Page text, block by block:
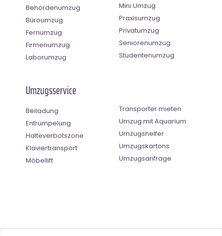
Behördenumzug
Büroumzug
Fernumzug
Firmenumzug
Laborumzug
Mini Umzug
Praxisumzug
Privatumzug
Seniorenumzug
Studentenumzug
Umzugsservice
Beiladung
Entrümpelung
Halteverbotszone
Klaviertransport
Möbellift
Transporter mieten
Umzug mit Aquarium
Umzugshelfer
Umzugskartons
Umzugsanfrage